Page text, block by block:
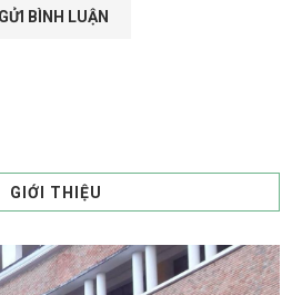
GIỚI THIỆU